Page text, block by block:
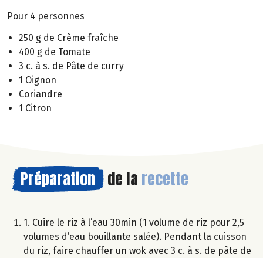
Pour 4 personnes
250 g de Crème fraîche
400 g de Tomate
3 c. à s. de Pâte de curry
1 Oignon
Coriandre
1 Citron
Préparation de la recette
1. Cuire le riz à l’eau 30min (1 volume de riz pour 2,5
volumes d’eau bouillante salée). Pendant la cuisson
du riz, faire chauffer un wok avec 3 c. à s. de pâte de